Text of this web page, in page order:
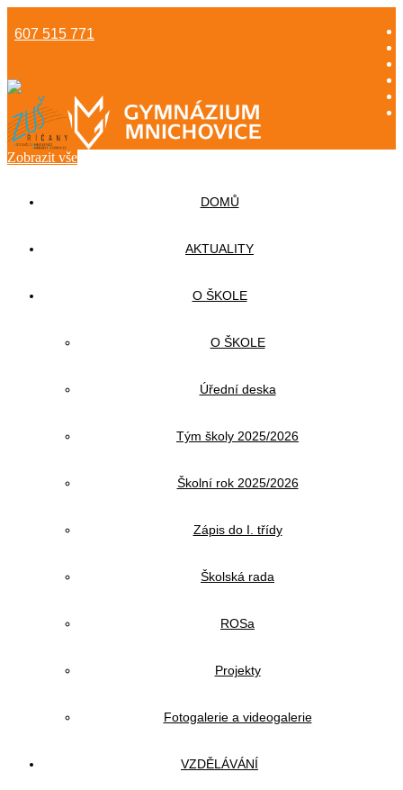
607 515 771
Zobrazit vše
DOMŮ
AKTUALITY
O ŠKOLE
O ŠKOLE
Úřední deska
Tým školy 2025/2026
Školní rok 2025/2026
Zápis do I. třídy
Školská rada
ROSa
Projekty
Fotogalerie a videogalerie
VZDĚLÁVÁNÍ